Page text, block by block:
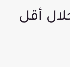
خلال أقل